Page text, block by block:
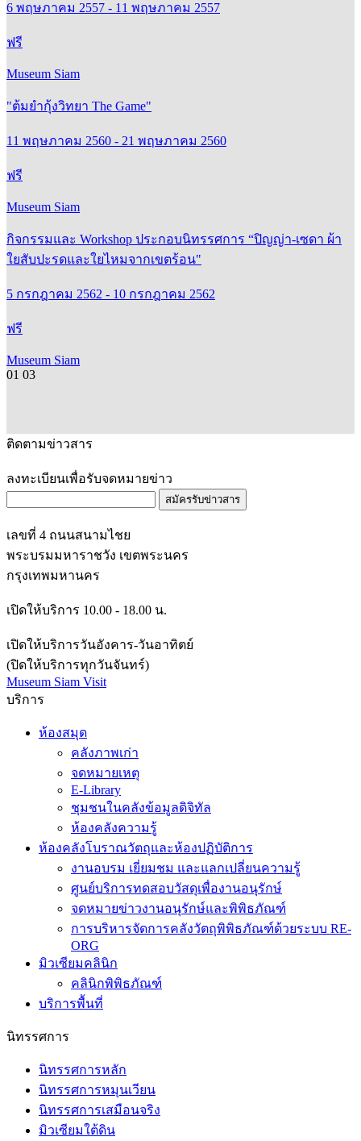
6 พฤษภาคม 2557 - 11 พฤษภาคม 2557
ฟรี
Museum Siam
"ต้มยำกุ้งวิทยา The Game"
11 พฤษภาคม 2560 - 21 พฤษภาคม 2560
ฟรี
Museum Siam
กิจกรรมและ Workshop ประกอบนิทรรศการ “ปิญญ่า-เซดา ผ้า
ใยสับปะรดและใยไหมจากเขตร้อน"
5 กรกฎาคม 2562 - 10 กรกฎาคม 2562
ฟรี
Museum Siam
01 03
ติดตามข่าวสาร
ลงทะเบียนเพื่อรับจดหมายข่าว
สมัครรับข่าวสาร
เลขที่ 4 ถนนสนามไชย
พระบรมมหาราชวัง เขตพระนคร
กรุงเทพมหานคร
เปิดให้บริการ 10.00 - 18.00 น.
เปิดให้บริการวันอังคาร-วันอาทิตย์
(ปิดให้บริการทุกวันจันทร์)
Museum Siam Visit
บริการ
ห้องสมุด
คลังภาพเก่า
จดหมายเหตุ
E-Library
ชุมชนในคลังข้อมูลดิจิทัล
ห้องคลังความรู้
ห้องคลังโบราณวัตถุและห้องปฏิบัติการ
งานอบรม เยี่ยมชม และแลกเปลี่ยนความรู้
ศูนย์บริการทดสอบวัสดุเพื่องานอนุรักษ์
จดหมายข่าวงานอนุรักษ์และพิพิธภัณฑ์
การบริหารจัดการคลังวัตถุพิพิธภัณฑ์ด้วยระบบ RE-
ORG
มิวเซียมคลินิก
คลินิกพิพิธภัณฑ์
บริการพื้นที่
นิทรรศการ
นิทรรศการหลัก
นิทรรศการหมุนเวียน
นิทรรศการเสมือนจริง
มิวเซียมใต้ดิน